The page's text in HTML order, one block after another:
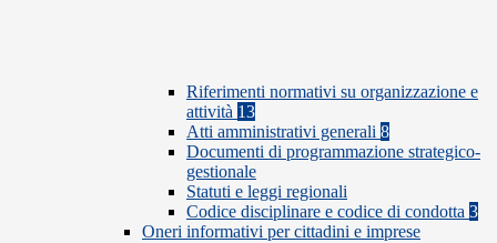
Riferimenti normativi su organizzazione e
attività 13
Atti amministrativi generali 8
Documenti di programmazione strategico-
gestionale
Statuti e leggi regionali
Codice disciplinare e codice di condotta 3
Oneri informativi per cittadini e imprese